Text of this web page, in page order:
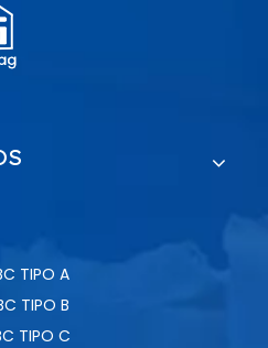
TIPO A
TIPO B
TIPO C